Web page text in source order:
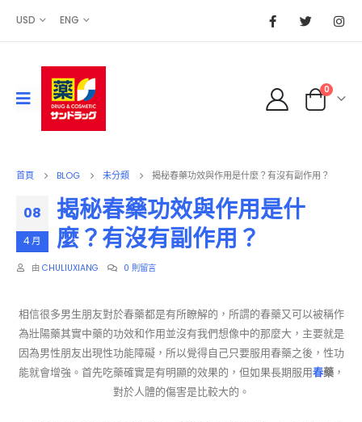
USD ENG
0
首頁 BLOG 未分類 揭秘春藥功效與作用是什麼？有沒有副作用？
08
4 月
揭秘春藥功效與作用是什
麼？有沒有副作用？
由 CHULIUXIANG 0 則留言
相信很多男生朋友對於春藥都是有所瞭解的，所謂的春藥又可以被稱作
為壯陽藥其實中藥的功效和作用並沒有我們想像中的那麼大，主要就是
因為男性朋友出現性功能障礙，所以覺得自己只要服用春藥之後，性功
能就會增強。首先吃藥確實是有明顯的效果的，但如果長期服用春藥，
對於人體的傷害是比較大的。